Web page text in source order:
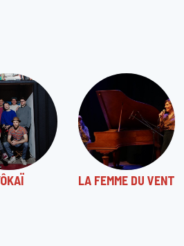
LA FEMME DU VENT